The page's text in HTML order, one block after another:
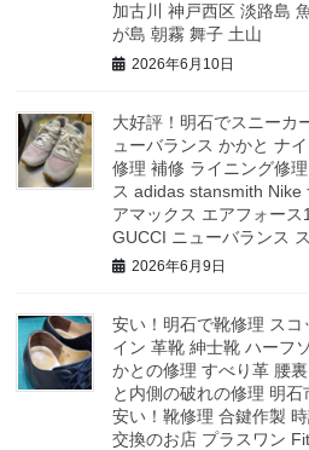
加古川 神戸西区 淡路島
が島 朝霧 舞子 土山
2026年6月10日
大好評！明石でスニーカ
ューバランス かかと ナ
修理 補修 ライニング修
ス adidas stansmith Nike
アマックス エアフォース
GUCCI ニューバランス
2026年6月9日
安い！明石で靴修理 スコ
イン 革靴 紳士靴 ハーフ
かとの修理 すべり革 腰
と内側の破れの修理 明石
安い！靴修理 合鍵作製
交換のお店 プラスワン